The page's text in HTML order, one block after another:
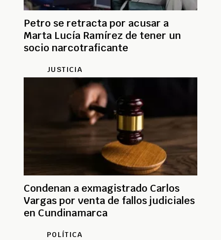
Petro se retracta por acusar a
Marta Lucía Ramírez de tener un
socio narcotraficante
JUSTICIA
Condenan a exmagistrado Carlos
Vargas por venta de fallos judiciales
en Cundinamarca
POLÍTICA